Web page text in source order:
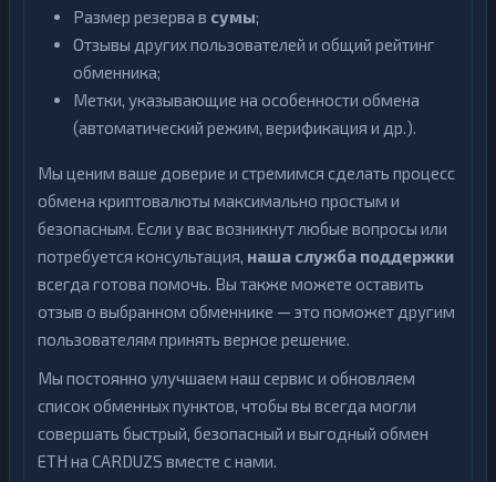
Размер резерва в сумы;
Отзывы других пользователей и общий рейтинг
обменника;
Метки, указывающие на особенности обмена
(автоматический режим, верификация и др.).
Мы ценим ваше доверие и стремимся сделать процесс
обмена криптовалюты максимально простым и
безопасным. Если у вас возникнут любые вопросы или
потребуется консультация, наша служба поддержки
всегда готова помочь. Вы также можете оставить
отзыв о выбранном обменнике — это поможет другим
пользователям принять верное решение.
Мы постоянно улучшаем наш сервис и обновляем
список обменных пунктов, чтобы вы всегда могли
совершать быстрый, безопасный и выгодный обмен
ETH на CARDUZS вместе с нами.